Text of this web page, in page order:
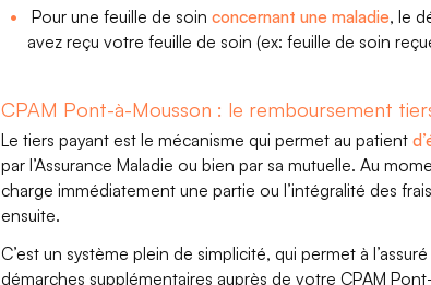
Pour une feuille de soinconcernant une maladie, le
avez reçu votre feuille de soin (ex: feuille de soin
CPAM Pont-à-Mousson : le remboursement
Le tiers payant est le mécanisme qui permet au patient
par l’Assurance Maladie ou bien par sa mutuelle. Au
charge immédiatement une partie ou l’intégralité des
ensuite.
C’est un système plein de simplicité, qui permet à
démarches supplémentaires auprès de votre CPAM